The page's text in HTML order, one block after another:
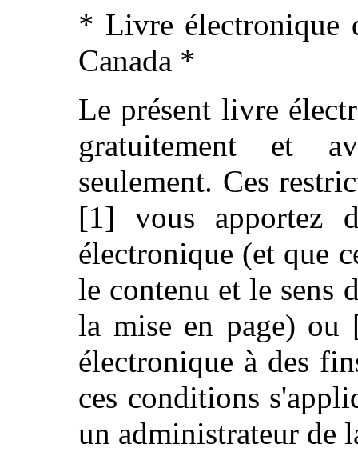
* Livre électronique
Canada *
Le présent livre
gratuitement et
seulement. Ces
[1] vous apportez
électronique (et que
le contenu et le sens
la mise en page)
électronique à des
ces conditions
un administrateur de